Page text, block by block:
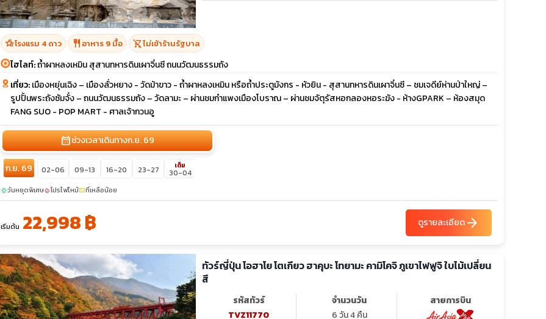
hotel_classโรงแรม 4 ดาว restaurant อาหาร 9 มื้อ shopping_cart_offไม่เข้าร้านรัฐบาล
ไฮไลท์:ถ้ำผาหลงเหมิน สุสานทหารดินเผาจิ๋นซี ถนนวัฒนธรรมถัง
เที่ยว:เมืองหยุ่นเฉิง – เมืองลั่วหยาง - วัดม้าขาว - ถ้ำผาหลงเหมิน หรือถ้ำประตูมังกร - หัวยิน - สุสานทหารดินเผาจิ๋นซี – ชมเจดีย์ห่านป่าใหญ่ –
รูปปั้นพระถังซัมจั๋ง – ถนนวัฒนธรรมถัง – วัดลามะ – ผ่านชมกำแพงเมืองโบราณ – ผ่านชมจัตุรัสหอกลองหอระฆัง - ห้างGPARK – ห้องสมุด
FANG SUO - POP MART - ศาลเจ้ากวนอู
calendar_monthช่วงเวลาเดินทางก.ย. 69
ก.ย. 69 02-06 09-13 16-20 23-27 เต็ม
30-04
sunnyวันหยุดพิเศษlocal_fire_departmentโปรไฟไหม้confirmation_numberที่เหลือน้อย
เริ่มต้น 22,998 ฿ ดูรายละเอียดarrow_forward
ทัวร์ญี่ปุ่น โอฮาโย โตเกียว ฮาคุบะ โทยามะ คามิโคจิ ภูเขาไฟฟูจิ ใบไม้เปลี่ยน
สี
รหัสทัวร์
TVZ11770
จำนวนวัน
6 วัน 4 คืน
สายการบิน